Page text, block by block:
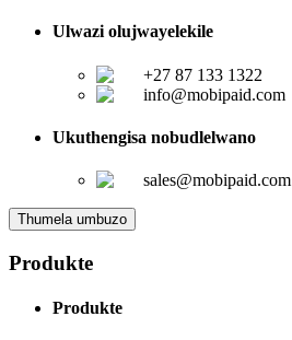
Ulwazi olujwayelekile
+27 87 133 1322
info@mobipaid.com
Ukuthengisa nobudlelwano
sales@mobipaid.com
Thumela umbuzo
Produkte
Produkte